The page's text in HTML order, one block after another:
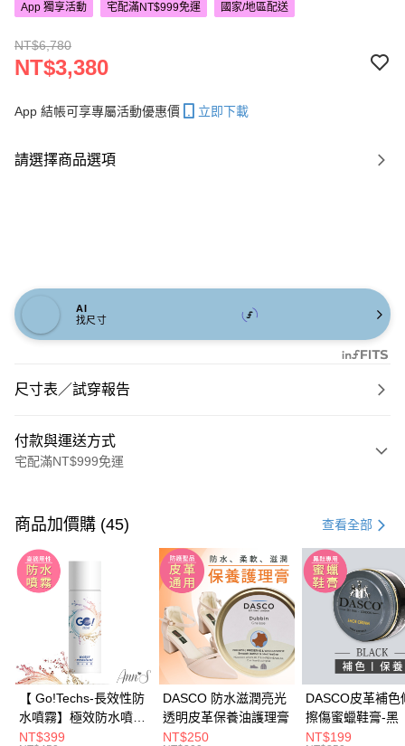
App 獨享活動 宅配滿NT$999免運 國家/地區配送
NT$6,780
NT$3,380
App 結帳可享專屬活動優惠價 立即下載
請選擇商品選項
AI
找尺寸
尺寸表／試穿報告
付款與運送方式
宅配滿NT$999免運
信用卡一次付款
信用卡分期付款
3 期 0 利率 每期 NT$1,126 21家銀行
合作金庫商業銀行
第一商業銀行
華南商業銀行
彰化商業銀行
上海商業儲蓄銀行
台北富邦商業銀行
國泰世華商業銀行
兆豐國際商業銀行
臺灣中小企業銀行
台中商業銀行
匯豐（台灣）商業銀行
華泰商業銀行
聯邦商業銀行
遠東國際商業銀行
6 期 0 利率 每期 NT$563 21家銀行
合作金庫商業銀行
第一商業銀行
華南商業銀行
彰化商業銀行
上海商業儲蓄銀行
台北富邦商業銀行
國泰世華商業銀行
兆豐國際商業銀行
臺灣中小企業銀行
台中商業銀行
匯豐（台灣）商業銀行
LINE Pay
Apple Pay
商品加價購 (45) 查看全部
【 Go!Techs-長效性防
水噴霧】極效防水噴霧
280ml
NT$399
DASCO 防水滋潤亮光
透明皮革保養油護理膏
NT$250
DASCO皮革補色
擦傷蜜蠟鞋膏-黑
NT$199